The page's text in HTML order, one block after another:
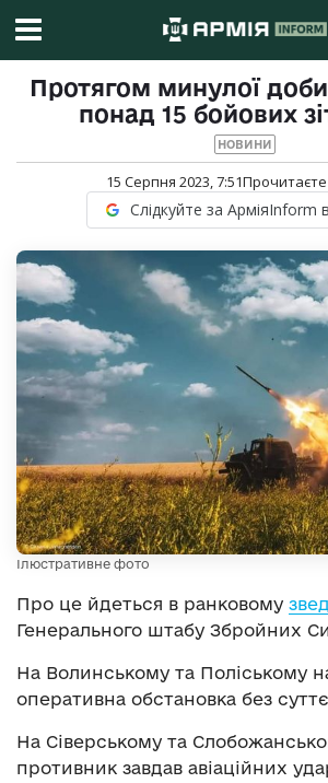
Протягом минулої
понад 15 бойових
НОВИНИ
15 Серпня 2023, 7:51Прочитаєте
Слідкуйте за АрміяInform
Ілюстративне фото
Про це йдеться в ранковому
Генерального штабу Збройних
На Волинському та Поліському
оперативна обстановка без
На Сіверському та
противник завдав авіаційних